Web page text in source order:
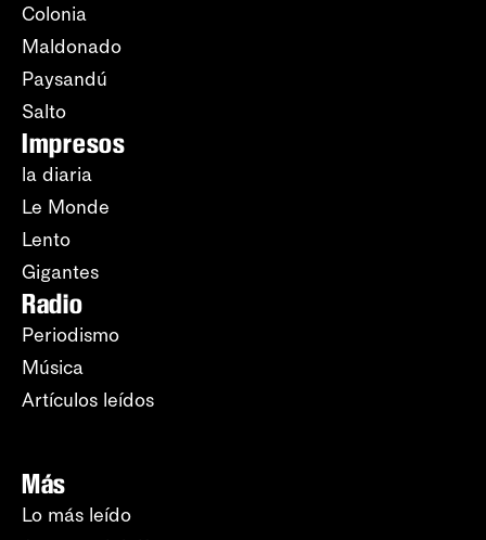
Colonia
Maldonado
Paysandú
Salto
Impresos
la diaria
Le Monde
Lento
Gigantes
Radio
Periodismo
Música
Artículos leídos
Más
Lo más leído